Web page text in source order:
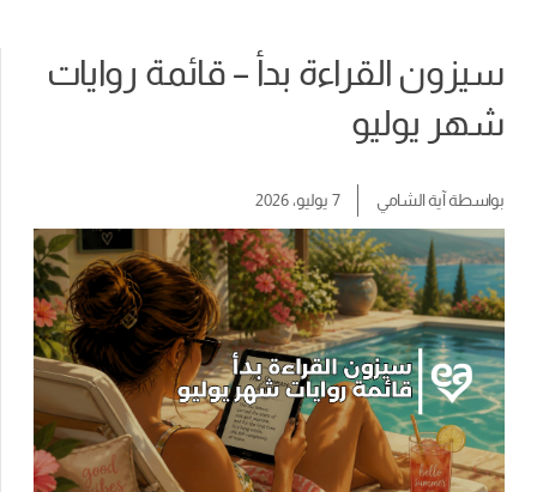
سيزون القراءة بدأ – قائمة روايات
شهر يوليو
بواسطةآية الشامي 7 يوليو، 2026